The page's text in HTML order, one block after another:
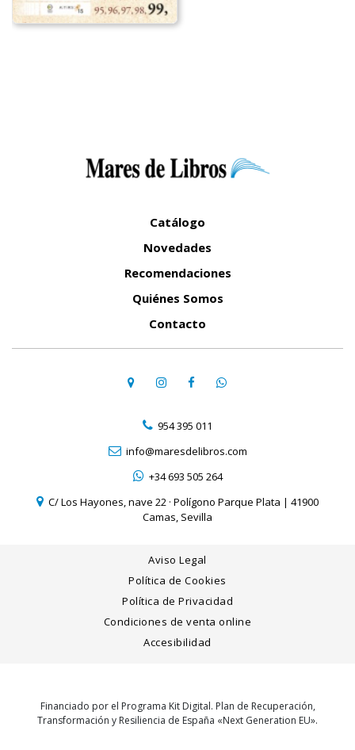
Catálogo
Novedades
Recomendaciones
Quiénes Somos
Contacto
954 395 011
info@maresdelibros.com
+34 693 505 264
C/ Los Hayones, nave 22 · Polígono Parque Plata | 41900
Camas, Sevilla
Aviso Legal
Política de Cookies
Política de Privacidad
Condiciones de venta online
Accesibilidad
Financiado por el Programa Kit Digital. Plan de Recuperación,
Transformación y Resiliencia de España «Next Generation EU».